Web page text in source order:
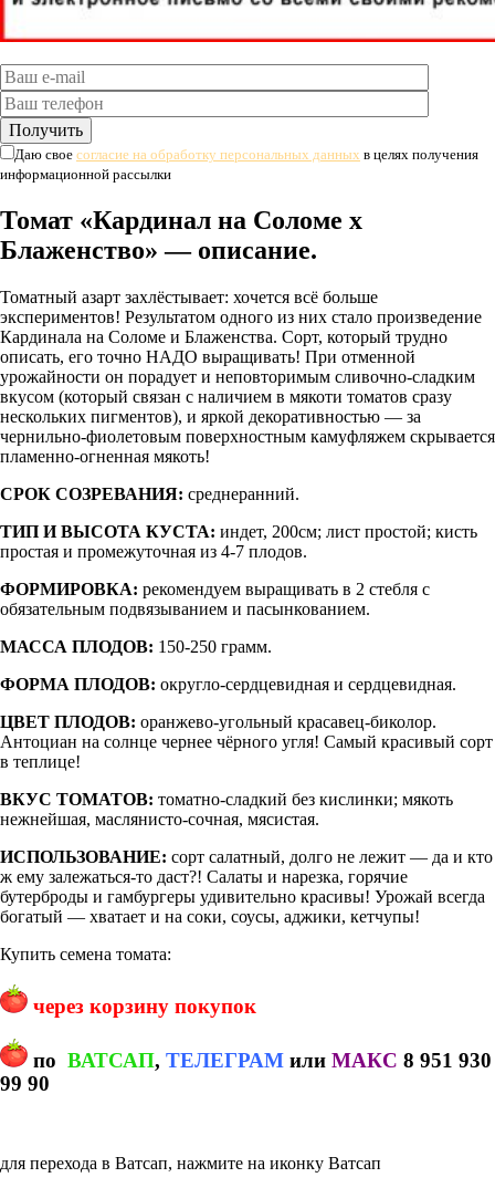
Даю свое согласие на обработку персональных данных в целях получения
информационной рассылки
Томат «Кардинал на Соломе х
Блаженство» — описание.
Томатный азарт захлёстывает: хочется всё больше
экспериментов! Результатом одного из них стало произведение
Кардинала на Соломе и Блаженства. Сорт, который трудно
описать, его точно НАДО выращивать! При отменной
урожайности он порадует и неповторимым сливочно-сладким
вкусом (который связан с наличием в мякоти томатов сразу
нескольких пигментов), и яркой декоративностью — за
чернильно-фиолетовым поверхностным камуфляжем скрывается
пламенно-огненная мякоть!
СРОК СОЗРЕВАНИЯ: среднеранний.
ТИП И ВЫСОТА КУСТА: индет, 200см; лист простой; кисть
простая и промежуточная из 4-7 плодов.
ФОРМИРОВКА: рекомендуем выращивать в 2 стебля с
обязательным подвязыванием и пасынкованием.
МАССА ПЛОДОВ: 150-250 грамм.
ФОРМА ПЛОДОВ: округло-сердцевидная и сердцевидная.
ЦВЕТ ПЛОДОВ: оранжево-угольный красавец-биколор.
Антоциан на солнце чернее чёрного угля! Самый красивый сорт
в теплице!
ВКУС ТОМАТОВ: томатно-сладкий без кислинки; мякоть
нежнейшая, маслянисто-сочная, мясистая.
ИСПОЛЬЗОВАНИЕ: сорт салатный, долго не лежит — да и кто
ж ему залежаться-то даст?! Салаты и нарезка, горячие
бутерброды и гамбургеры удивительно красивы! Урожай всегда
богатый — хватает и на соки, соусы, аджики, кетчупы!
Купить семена томата:
через корзину покупок
по ВАТСАП, ТЕЛЕГРАМ или МАКС 8 951 930
99 90
для перехода в Ватсап, нажмите на иконку Ватсап